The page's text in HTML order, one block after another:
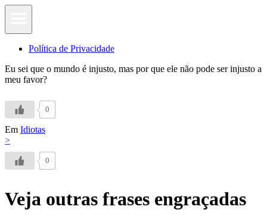
Política de Privacidade
Eu sei que o mundo é injusto, mas por que ele não pode ser injusto a
meu favor?
0
Em Idiotas
>
0
Veja outras frases engraçadas